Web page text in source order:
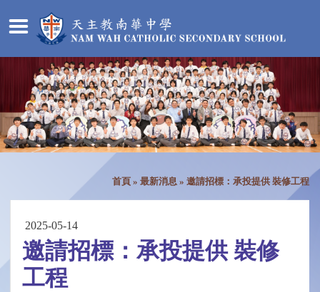
首頁 » 最新消息 » 邀請招標：承投提供 裝修工程
2025-05-14
邀請招標：承投提供 裝修
工程